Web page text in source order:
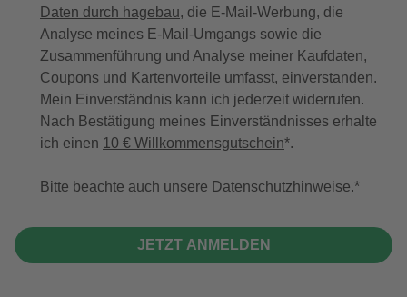
Daten durch hagebau, die E-Mail-Werbung, die
Analyse meines E-Mail-Umgangs sowie die
Zusammenführung und Analyse meiner Kaufdaten,
Coupons und Kartenvorteile umfasst, einverstanden.
Mein Einverständnis kann ich jederzeit widerrufen.
Nach Bestätigung meines Einverständnisses erhalte
ich einen 10 € Willkommensgutschein*.
Bitte beachte auch unsere Datenschutzhinweise.
JETZT ANMELDEN